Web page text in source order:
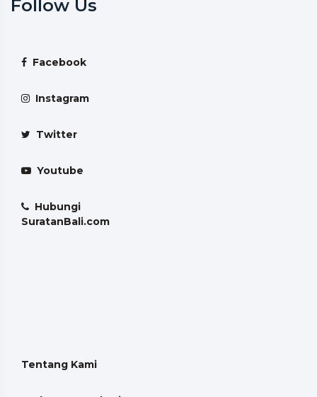
Follow Us
Facebook
Instagram
Twitter
Youtube
Hubungi
SuratanBali.com
Tentang Kami